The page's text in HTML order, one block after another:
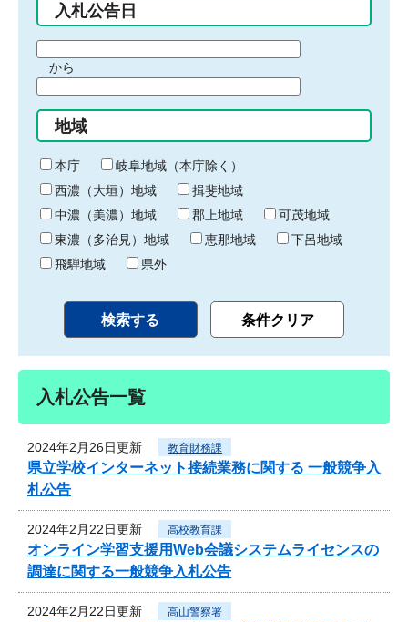
入札公告日
間
始
り
から
間
終
わ
り
地域
本庁
岐阜地域（本庁除く）
西濃（大垣）地域
揖斐地域
中濃（美濃）地域
郡上地域
可茂地域
東濃（多治見）地域
恵那地域
下呂地域
飛騨地域
県外
入札公告一覧
2024年2月26日更新 教育財務課
県立学校インターネット接続業務に関する 一般競争入
札公告
2024年2月22日更新 高校教育課
オンライン学習支援用Web会議システムライセンスの
調達に関する一般競争入札公告
2024年2月22日更新 高山警察署